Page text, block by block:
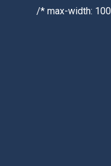
max-width: